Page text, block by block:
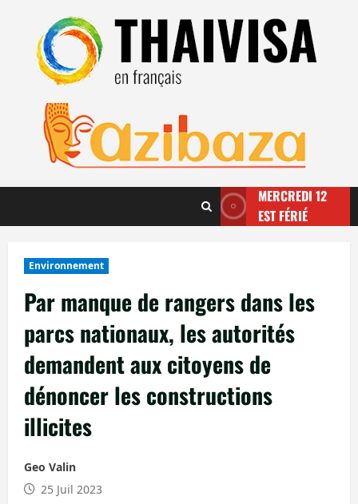
contenu
MERCREDI 12
EST FÉRIÉ
Environnement
Par manque de rangers dans les
parcs nationaux, les autorités
demandent aux citoyens de
dénoncer les constructions
illicites
Geo Valin
25 Juil 2023